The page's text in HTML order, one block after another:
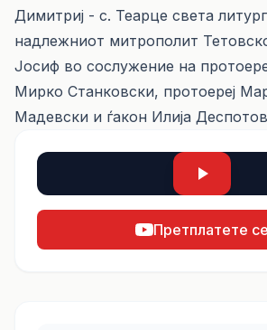
Димитриј - с. Теарце света
надлежниот митрополит
Јосиф во сослужение на
Мирко Станковски, протоереј
Мадевски и ѓакон Илија
Претплатете се